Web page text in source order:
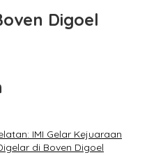
Digoel
IMI Gelar Kejuaraan
di Boven Digoel